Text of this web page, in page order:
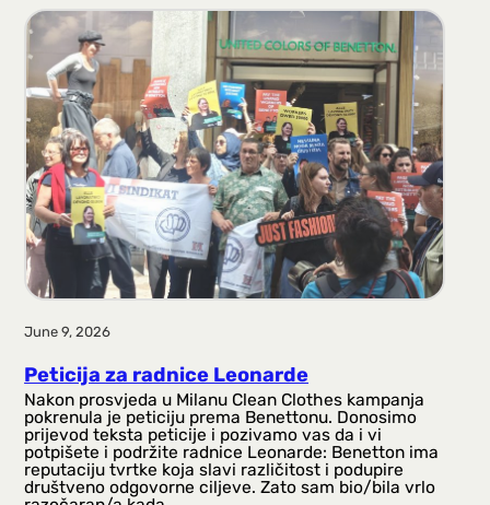
June 9, 2026
Peticija za radnice Leonarde
Nakon prosvjeda u Milanu Clean Clothes kampanja
pokrenula je peticiju prema Benettonu. Donosimo
prijevod teksta peticije i pozivamo vas da i vi
potpišete i podržite radnice Leonarde: Benetton ima
reputaciju tvrtke koja slavi različitost i podupire
društveno odgovorne ciljeve. Zato sam bio/bila vrlo